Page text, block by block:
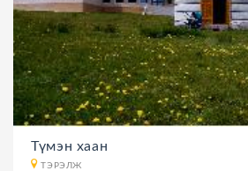
Түмэн хаан
ТЭРЭЛЖ